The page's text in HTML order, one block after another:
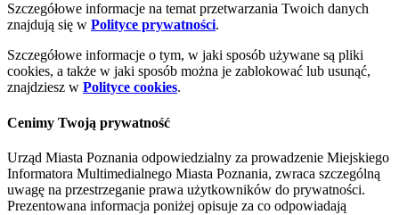
Szczegółowe informacje na temat przetwarzania Twoich danych
znajdują się w Polityce prywatności.
Szczegółowe informacje o tym, w jaki sposób używane są pliki
cookies, a także w jaki sposób można je zablokować lub usunąć,
znajdziesz w Polityce cookies.
Cenimy Twoją prywatność
Urząd Miasta Poznania odpowiedzialny za prowadzenie Miejskiego
Informatora Multimedialnego Miasta Poznania, zwraca szczególną
uwagę na przestrzeganie prawa użytkowników do prywatności.
Prezentowana informacja poniżej opisuje za co odpowiadają